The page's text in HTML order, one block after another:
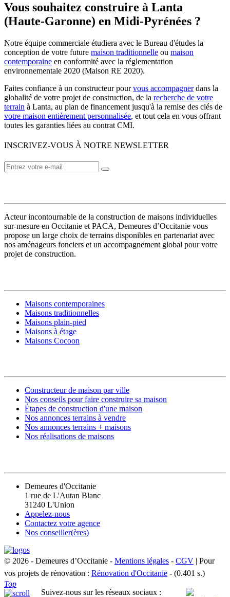
Vous souhaitez construire à Lanta
(Haute-Garonne) en Midi-Pyrénées ?
Notre équipe commerciale étudiera avec le Bureau d'études la
conception de votre future maison traditionnelle ou maison
contemporaine en conformité avec la réglementation
environnementale 2020 (Maison RE 2020).
Faites confiance à un constructeur pourvous accompagnerdans la
globalité de votre projet de construction, de la recherche de votre
terrain à Lanta, au plan de financement jusqu'à la remise des clés de
votre maison entièrement personnalisée, et tout cela en vous offrant
toutes les garanties liées au contrat CMI.
INSCRIVEZ-VOUS À NOTRE NEWSLETTER
Acteur incontournable de la construction de maisons individuelles
sur-mesure en Occitanie et PACA, Demeures d’Occitanie vous
propose un large choix de terrains disponibles en partenariat avec
nos aménageurs fonciers et un accompagnement global pour votre
projet de construction.
Maisons contemporaines
Maisons traditionnelles
Maisons plain-pied
Maisons à étage
Maisons Cocoon
Constructeur de maison par ville
Nos conseils pour faire construire sa maison
Étapes de construction d'une maison
Nos annonces terrains à vendre
Nos annonces terrains + maisons
Nos réalisations de maisons
Demeures d'Occitanie
1 rue de L'Autan Blanc
31240 L'Union
Appelez-nous
Contactez votre agence
Nos conseiller(ères)
© 2026 - Demeures d’Occitanie - Mentions légales - CGV | Pour
vos projets de rénovation : Rénovation d'Occitanie - (0.401 s.)
Suivez-nous sur les réseaux sociaux :
Top